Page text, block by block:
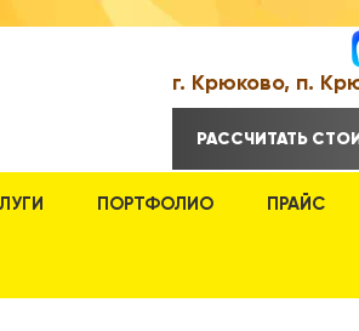
г. Крюково, п.
РАССЧИТАТЬ
ПОРТФОЛИО ПРАЙС